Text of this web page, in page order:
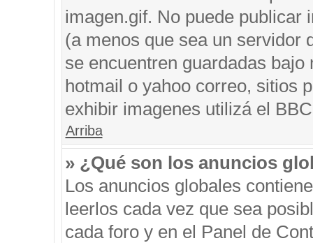
imagen.gif. No puede publicar
(a menos que sea un servidor
se encuentren guardadas
hotmail o yahoo correo, sitios
exhibir imagenes utilizá el
Arriba
» ¿Qué son los anuncios
Los anuncios globales
leerlos cada vez que sea
cada foro y en el Panel de